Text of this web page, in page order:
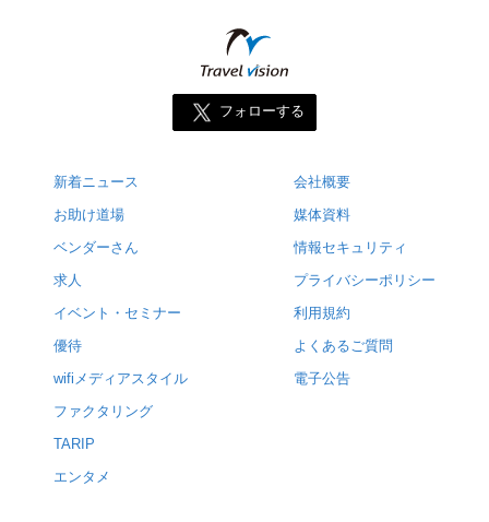
フォローする
新着ニュース
お助け道場
ベンダーさん
求人
イベント・セミナー
優待
wifiメディアスタイル
ファクタリング
TARIP
エンタメ
会社概要
媒体資料
情報セキュリティ
プライバシーポリシー
利用規約
よくあるご質問
電子公告